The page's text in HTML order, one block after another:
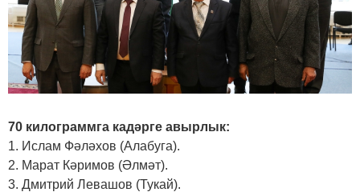
70 килограммга кадәрге авырлык:
1. Ислам Фәләхов (Алабуга).
2. Марат Кәримов (Әлмәт).
3. Дмитрий Левашов (Тукай).